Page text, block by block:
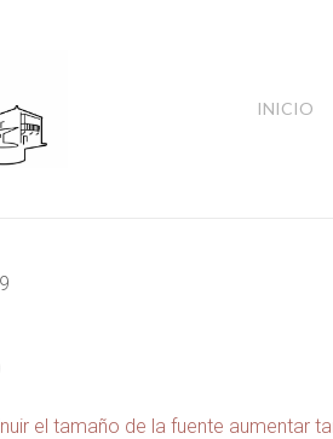
INICIO
el tamaño de la fuente aumentar